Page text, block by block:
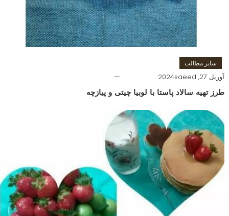
سایر مطالب
آوریل 27, 2024 saeed
طرز تهیه سالاد پاستا با لوبیا چیتی و پیازچه